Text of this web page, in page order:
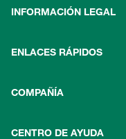
INFORMACIÓN LEGAL
ENLACES RÁPIDOS
COMPAÑÍA
CENTRO DE AYUDA